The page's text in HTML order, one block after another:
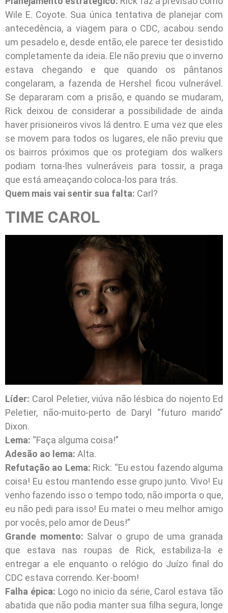
Wile E. Coyote. Sua única tentativa de planejar com
antecedência, a viagem para o CDC, acabou sendo
um pesadelo e, desde então, ele parece ter desistido
completamente da ideia. Ele não previu que o inverno
estava chegando e que quando os pântanos
congelaram, a fazenda de Hershel ficou vulnerável.
Se depararam com a prisão, e quando se mudaram,
Rick deixou de considerar a possibilidade de ainda
haver prisioneiros vivos lá dentro. E uma vez que eles
se movem para todos os lugares, ele não previu que
os bairros próximos que os protegiam dos walkers
podiam torna-lhes vulneráveis para tossir, a praga
que está ameaçando coloca-los para trás.
Quem mais vai sentir sua falta: Carl?
TIME CAROL
Líder: Carol Peletier, viúva não lésbica do nojento Ed
Peletier, não-muito-perto de Daryl “futuro marido”
Dixon.
Lema: “Faça alguma coisa!”
Adesão ao lema: Alta.
Refutação ao Lema: Rick: “Eu estou fazendo alguma
coisa! Eu estou mantendo esse grupo junto. Vivo! Eu
venho fazendo isso o tempo todo, não importa o que,
eu não pedi para isso! Eu matei o meu melhor amigo
por vocês, pelo amor de Deus!”
Grande momento: Salvar o grupo de uma granada
que estava nas roupas de Rick, estabiliza-la e
entregar a ele enquanto o relógio do Juízo final do
CDC estava correndo. Ker-boom!
Falha épica: Logo no inicio da série, Carol estava tão
abatida que não podia manter sua filha segura, longe